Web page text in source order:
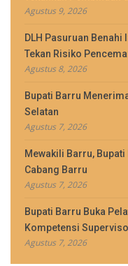
Agustus 9, 2026
DLH Pasuruan
Tekan Risiko
Agustus 8, 2026
Bupati Barru
Selatan
Agustus 7, 2026
Mewakili Barru,
Cabang Barru
Agustus 7, 2026
Bupati Barru Buka
Kompetensi
Agustus 7, 2026